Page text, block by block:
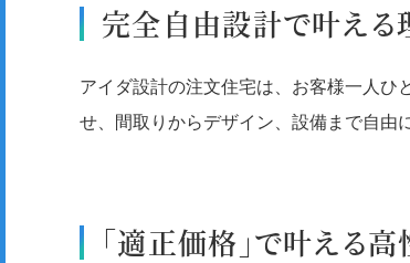
完全自由設計で叶える
アイダ設計の注文住宅は、お客様一人ひ
せ、間取りからデザイン、設備まで自由
「適正価格」で叶える